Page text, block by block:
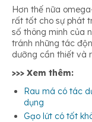
Hơn thế nữa
rất tốt cho sự phát
số thông minh của
tránh những tác
dưỡng cần thiết và
>>> Xem thêm:
Rau má có tác
dụng
Gạo lứt có tốt